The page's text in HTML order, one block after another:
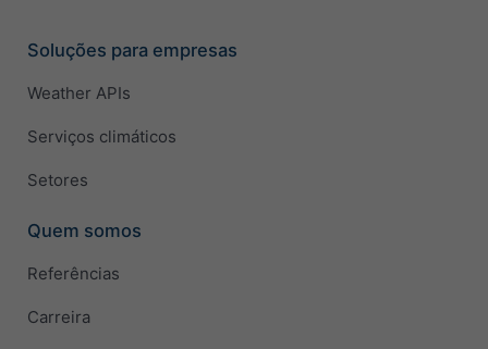
Soluções para empresas
Weather APIs
Serviços climáticos
Setores
Quem somos
Referências
Carreira